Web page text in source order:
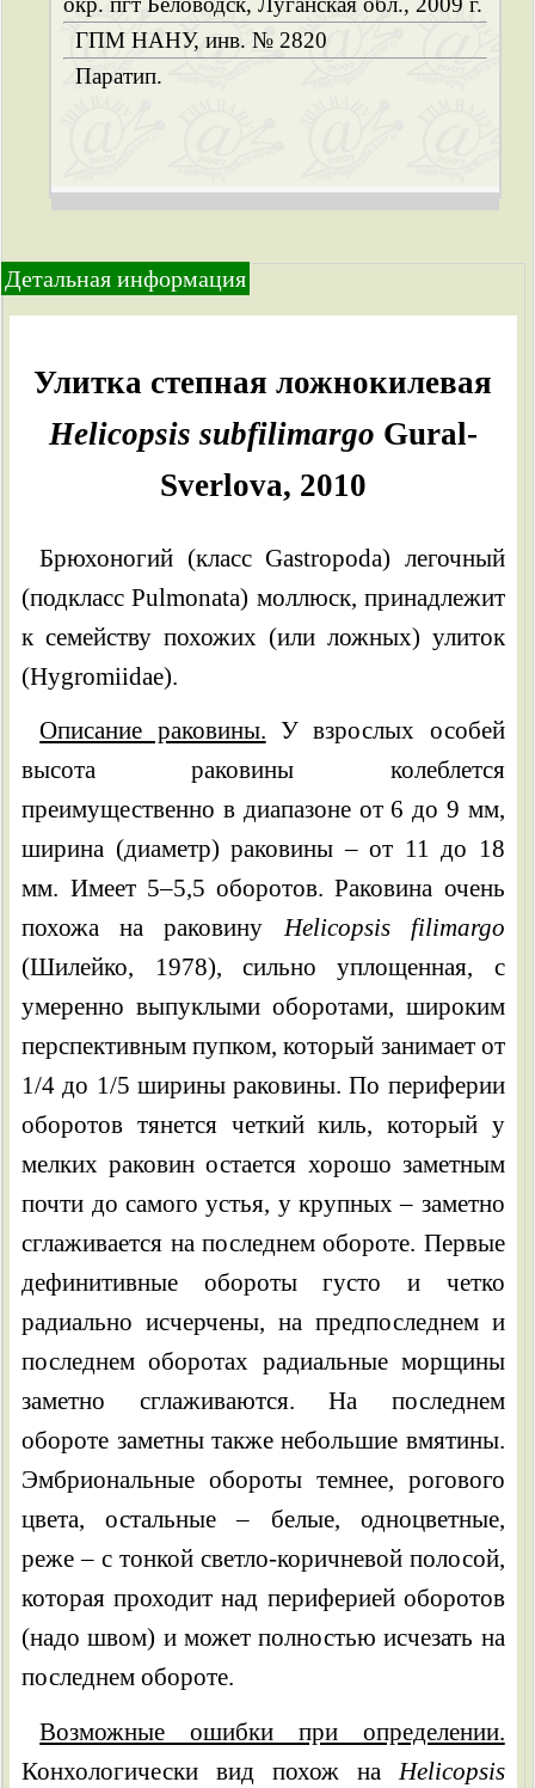
ГПМ НАНУ, инв. № 2820
Паратип.
Детальная информация
Улитка степная ложнокилевая
Helicopsis subfilimargo Gural-
Sverlova, 2010
Брюхоногий (класс Gastropoda) легочный
(подкласс Pulmonata) моллюск, принадлежит
к семейству похожих (или ложных) улиток
(Hygromiidae).
Описание раковины. У взрослых особей
высота раковины колеблется
преимущественно в диапазоне от 6 до 9 мм,
ширина (диаметр) раковины – от 11 до 18
мм. Имеет 5–5,5 оборотов. Раковина очень
похожа на раковинуHelicopsis filimargo
(Шилейко, 1978), сильно уплощенная, с
умеренно выпуклыми оборотами, широким
перспективным пупком, который занимает от
1/4 до 1/5 ширины раковины. По периферии
оборотов тянется четкий киль, который у
мелких раковин остается хорошо заметным
почти до самого устья, у крупных – заметно
сглаживается на последнем обороте. Первые
дефинитивные обороты густо и четко
радиально исчерчены, на предпоследнем и
последнем оборотах радиальные морщины
заметно сглаживаются. На последнем
обороте заметны также небольшие вмятины.
Эмбриональные обороты темнее, рогового
цвета, остальные – белые, одноцветные,
реже – с тонкой светло-коричневой полосой,
которая проходит над периферией оборотов
(надо швом) и может полностью исчезать на
последнем обороте.
Возможные ошибки при определении.
Конхологически вид похож наHelicopsis